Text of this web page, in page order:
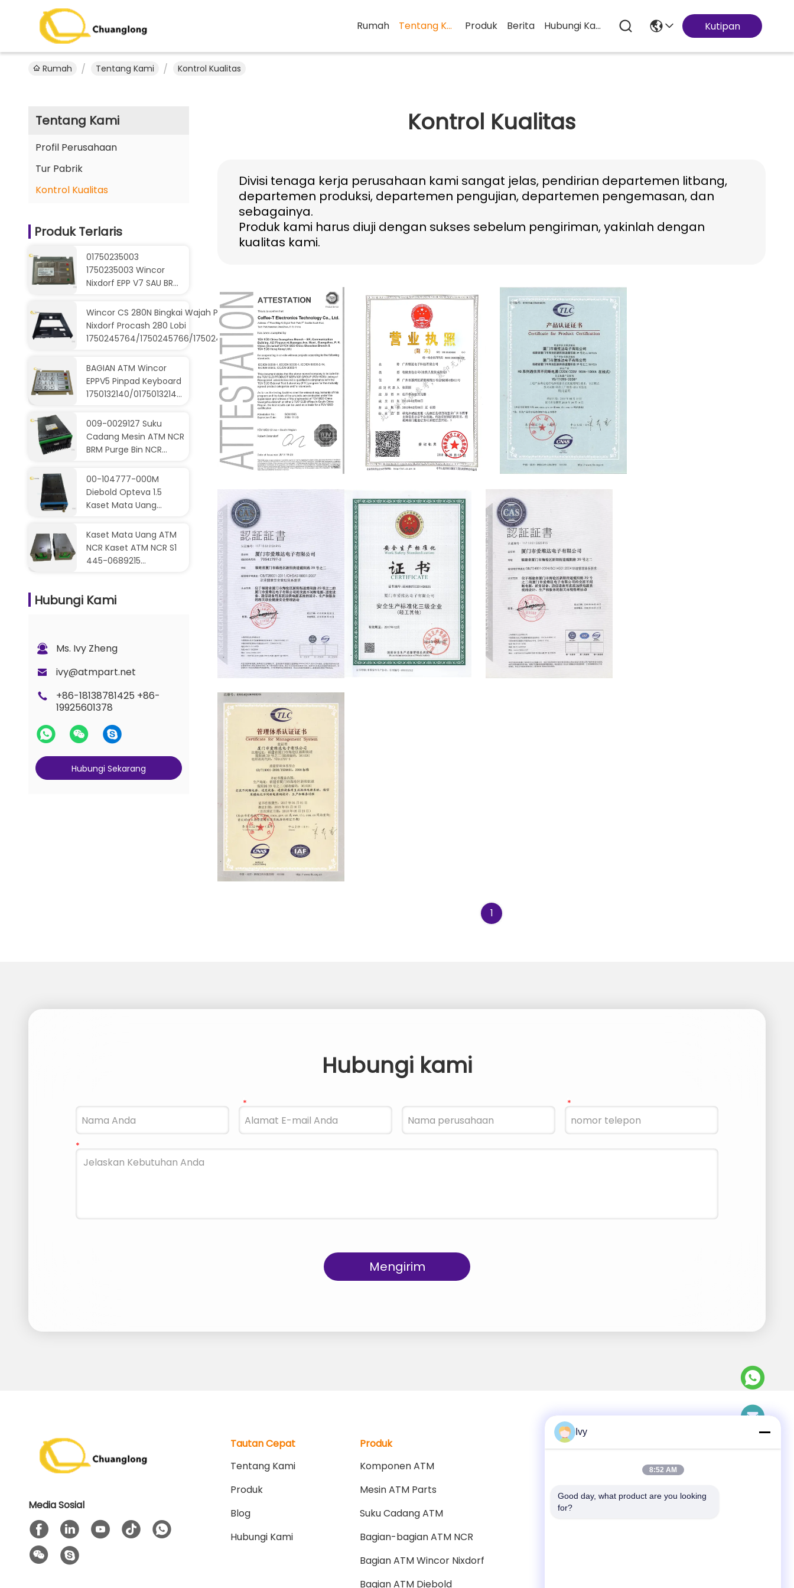
Rumah Tentang Kami Produk Berita Hubungi Kami Kutipan
Rumah Tentang Kami Kontrol Kualitas
Tentang Kami
Profil Perusahaan
Tur Pabrik
Kontrol Kualitas
Produk Terlaris
01750235003
1750235003 Wincor
Nixdorf EPP V7 SAU BR
PC280 285
Wincor CS 280N Bingkai Wajah PC280 Wincor
Nixdorf Procash 280 Lobi
1750245764/1750245766/1750245768/1750243336
BAGIAN ATM Wincor
EPPV5 Pinpad Keyboard
1750132140/01750132140
009-0029127 Suku
Cadang Mesin ATM NCR
BRM Purge Bin NCR
Tolak Kaset
0090029127
00-104777-000M
Diebold Opteva 1.5
Kaset Mata Uang
Dispenser Uang Tunai
Kaset Mata Uang ATM
NCR Kaset ATM NCR S1
445-0689215
Hubungi Kami
Ms. Ivy Zheng
ivy@atmpart.net
+86-18138781425 +86-
19925601378
Hubungi Sekarang
Kontrol Kualitas
Divisi tenaga kerja perusahaan kami sangat jelas, pendirian departemen litbang,
departemen produksi, departemen pengujian, departemen pengemasan, dan
sebagainya.
Produk kami harus diuji dengan sukses sebelum pengiriman, yakinlah dengan
kualitas kami.
1
Hubungi kami
Mengirim
Media Sosial
Tautan Cepat
Tentang Kami
Produk
Blog
Hubungi Kami
Produk
Komponen ATM
Mesin ATM Parts
Suku Cadang ATM
Bagian-bagian ATM NCR
Bagian ATM Wincor Nixdorf
Bagian ATM Diebold
E-mail
Ivy
8:52 AM
Good day, what product are you looking
for?